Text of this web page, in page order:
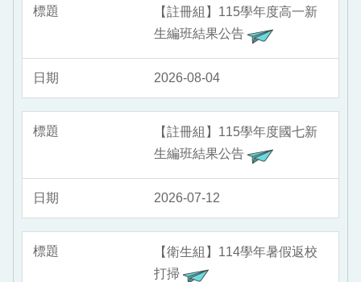
觸控大屏操作及投影
教師教學資源下載
校園場地開放及借用
學生校外營隊
自主學習
升學懶人包
升學資訊公告
【註冊組】115學年度高一新
生編班結果公告
2026-08-04
【註冊組】115學年度國七新
生編班結果公告
2026-07-12
【衛生組】114學年暑假返校
打掃